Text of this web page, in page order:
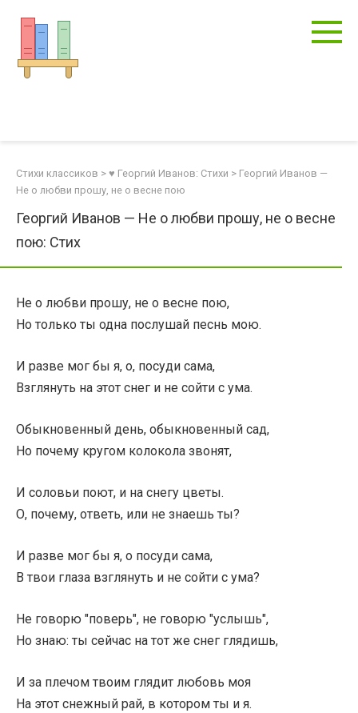
контенту
Стихи классиков > ♥ Георгий Иванов: Стихи > Георгий Иванов —
Не о любви прошу, не о весне пою
Георгий Иванов — Не о любви прошу, не о весне
пою: Стих
Не о любви прошу, не о весне пою,
Но только ты одна послушай песнь мою.
И разве мог бы я, о, посуди сама,
Взглянуть на этот снег и не сойти с ума.
Обыкновенный день, обыкновенный сад,
Но почему кругом колокола звонят,
И соловьи поют, и на снегу цветы.
О, почему, ответь, или не знаешь ты?
И разве мог бы я, о посуди сама,
В твои глаза взглянуть и не сойти с ума?
Не говорю "поверь", не говорю "услышь",
Но знаю: ты сейчас на тот же снег глядишь,
И за плечом твоим глядит любовь моя
На этот снежный рай, в котором ты и я.